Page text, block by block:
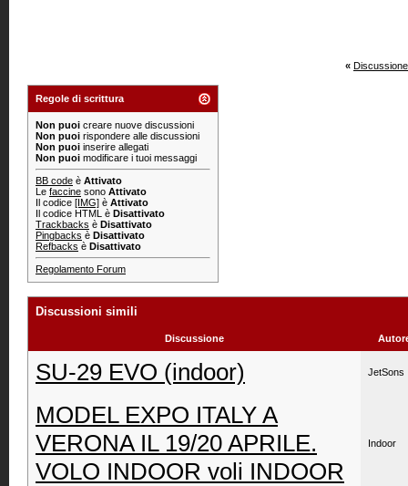
«
Regole di scrittura
Non puoi creare nuove discussioni
Non puoi rispondere alle discussioni
Non puoi inserire allegati
Non puoi modificare i tuoi messaggi
BB code è Attivato
Le faccine sono Attivato
Il codice [IMG] è Attivato
Il codice HTML è Disattivato
Trackbacks è Disattivato
Pingbacks è Disattivato
Refbacks è Disattivato
Regolamento Forum
Discussioni simili
Discussione
SU-29 EVO (indoor) JetSons
MODEL EXPO ITALY A
VERONA IL 19/20 APRILE.
VOLO INDOOR voli INDOOR
Indoor